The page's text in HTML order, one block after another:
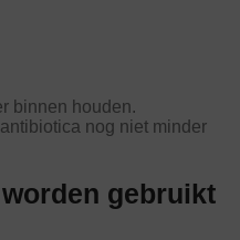
binnen houden.
nog niet minder
gebruikt